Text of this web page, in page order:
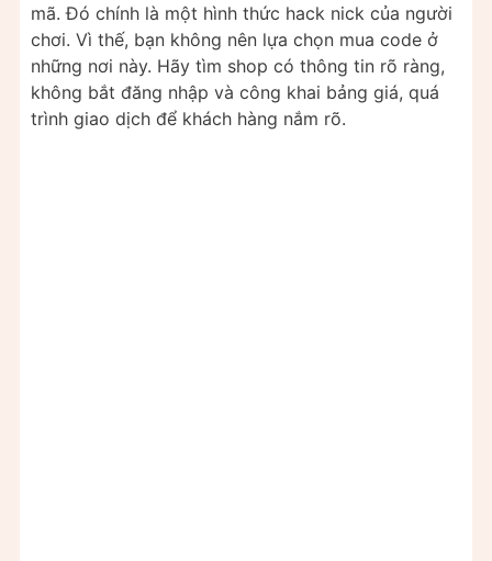
mã. Đó chính là một hình thức hack nick của người
chơi. Vì thế, bạn không nên lựa chọn mua code ở
những nơi này. Hãy tìm shop có thông tin rõ ràng,
không bắt đăng nhập và công khai bảng giá, quá
trình giao dịch để khách hàng nắm rõ.